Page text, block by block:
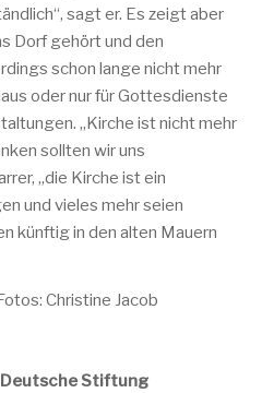
sagt er. Es zeigt aber
Dorf gehört und den
schon lange nicht mehr
oder nur für Gottesdienste
„Kirche ist nicht mehr
sollten wir uns
„die Kirche ist ein
und vieles mehr seien
künftig in den alten Mauern
Christine Jacob
Deutsche Stiftung